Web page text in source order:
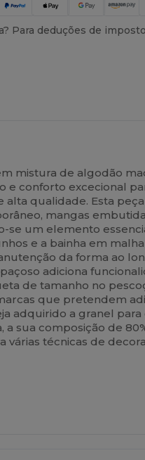
Para deduções de
mistura de algodão
e conforto excecional
alta qualidade. Esta
mangas
se um elemento
e a bainha em
da forma ao
adiciona
de tamanho no
que pretendem
adquirido a granel
a sua composição de
várias técnicas de